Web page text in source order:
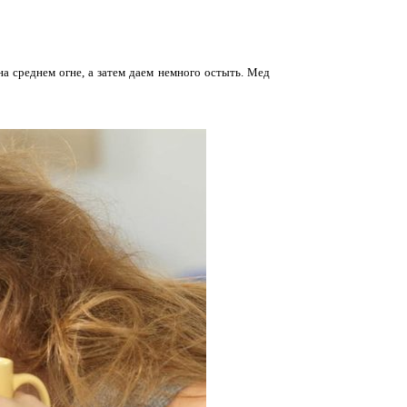
среднем огне, а затем даем немного остыть. Мед